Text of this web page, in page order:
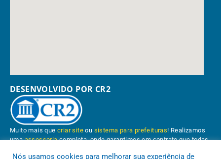
DESENVOLVIDO POR CR2
Muito mais quecriar site ou sistema para prefeituras! Realizamos
umaassessoriacompleta, onde garantimos em contrato que todas
Nós usamos cookies para melhorar sua experiência de